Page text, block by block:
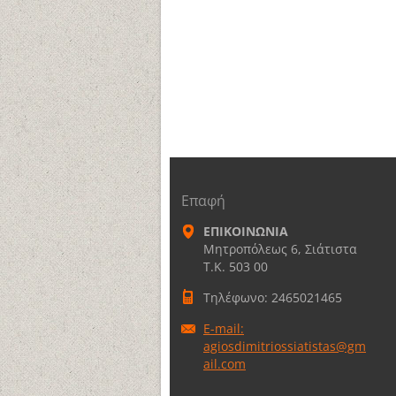
Επαφή
ΕΠΙΚΟΙΝΩΝΙΑ
Μητροπόλεως 6, Σιάτιστα
Τ.Κ. 503 00
Τηλέφωνο: 2465021465
E-mail:
agiosdimitriossiatistas@gm
ail.com